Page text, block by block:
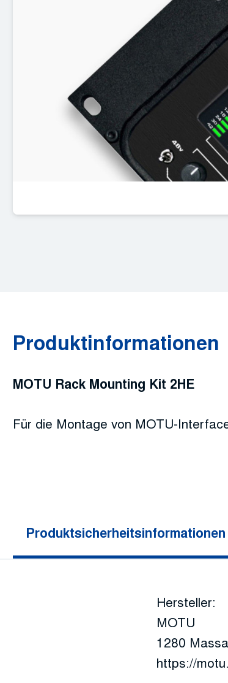
Produktinformationen
MOTU Rack Mounting Kit 2HE
Für die Montage von MOTU-
Produktsicherheitsinformationen
Hersteller:
MOTU
1280
https://